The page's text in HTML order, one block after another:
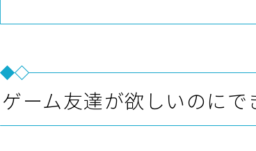
ゲーム友達が欲しいのにで